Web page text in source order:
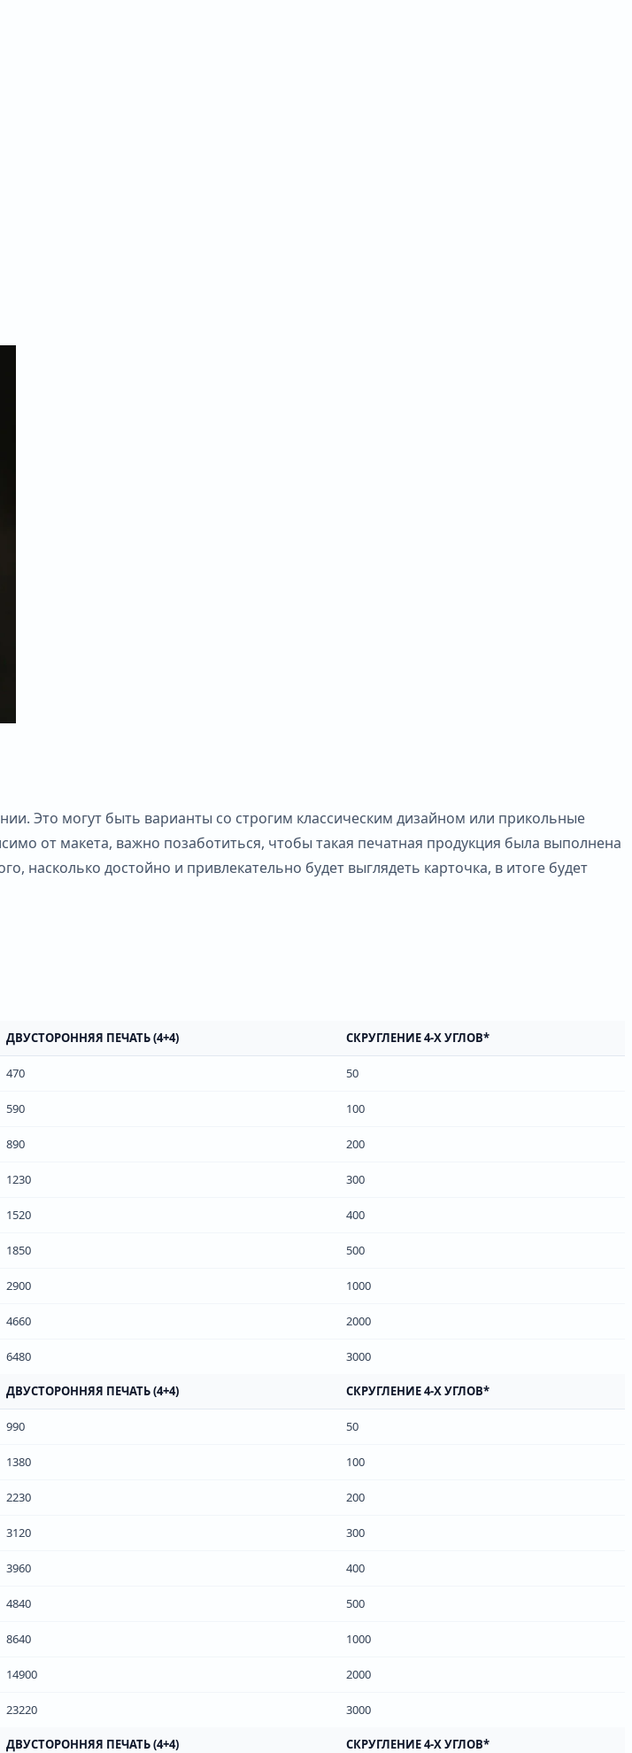
Это могут быть варианты со строгим классическим дизайном или прикольные
от макета, важно позаботиться, чтобы такая печатная продукция была выполнена
насколько достойно и привлекательно будет выглядеть карточка, в итоге будет
ДВУСТОРОННЯЯ ПЕЧАТЬ (4+4) СКРУГЛЕНИЕ 4-Х УГЛОВ*
470 50
590 100
890 200
1230 300
1520 400
1850 500
2900 1000
4660 2000
6480 3000
ДВУСТОРОННЯЯ ПЕЧАТЬ (4+4) СКРУГЛЕНИЕ 4-Х УГЛОВ*
990 50
1380 100
2230 200
3120 300
3960 400
4840 500
8640 1000
14900 2000
23220 3000
ДВУСТОРОННЯЯ ПЕЧАТЬ (4+4) СКРУГЛЕНИЕ 4-Х УГЛОВ*